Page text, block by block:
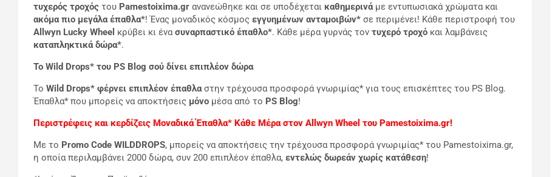
τυχερός τροχός του Pamestoixima.gr ανανεώθηκε και σε υποδέχεται καθημερινάμε εντυπωσιακά χρώματα και
ακόμα πιο μεγάλα έπαθλα*! Ένας μοναδικός κόσμος εγγυημένων ανταμοιβών* σε περιμένει! Κάθε περιστροφή του
Allwyn Lucky Wheel κρύβει κι ένασυναρπαστικό έπαθλο*. Κάθε μέρα γυρνάς τον τυχερό τροχό και λαμβάνεις
καταπληκτικά δώρα*.
Το Wild Drops* του PS Blog σού δίνει επιπλέον δώρα
Το Wild Drops* φέρνει επιπλέον έπαθλαστην τρέχουσα προσφορά γνωριμίας* για τους επισκέπτες του PS Blog.
Έπαθλα* που μπορείς να αποκτήσεις μόνο μέσα από το PS Blog!
Περιστρέφεις και κερδίζεις Μοναδικά Έπαθλα* Κάθε Μέρα στον Allwyn Wheel του Pamestoixima.gr!
Με το Promo Code WILDDROPS, μπορείς να αποκτήσεις την τρέχουσα προσφορά γνωριμίας* του Pamestoixima.gr,
η οποία περιλαμβάνει 2000 δώρα, συν 200 επιπλέον έπαθλα, εντελώς δωρεάν χωρίς κατάθεση!